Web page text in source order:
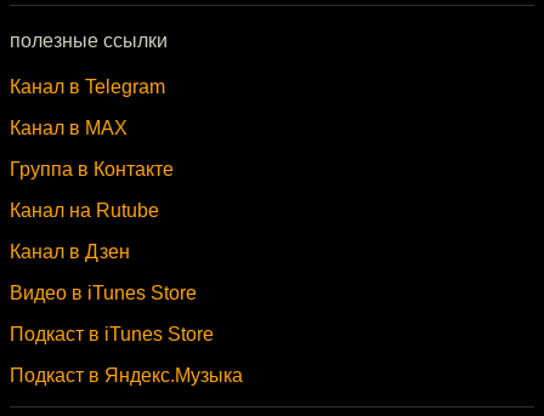
полезные ссылки
Канал в Telegram
Канал в MAX
Группа в Контакте
Канал на Rutube
Канал в Дзен
Видео в iTunes Store
Подкаст в iTunes Store
Подкаст в Яндекс.Музыка